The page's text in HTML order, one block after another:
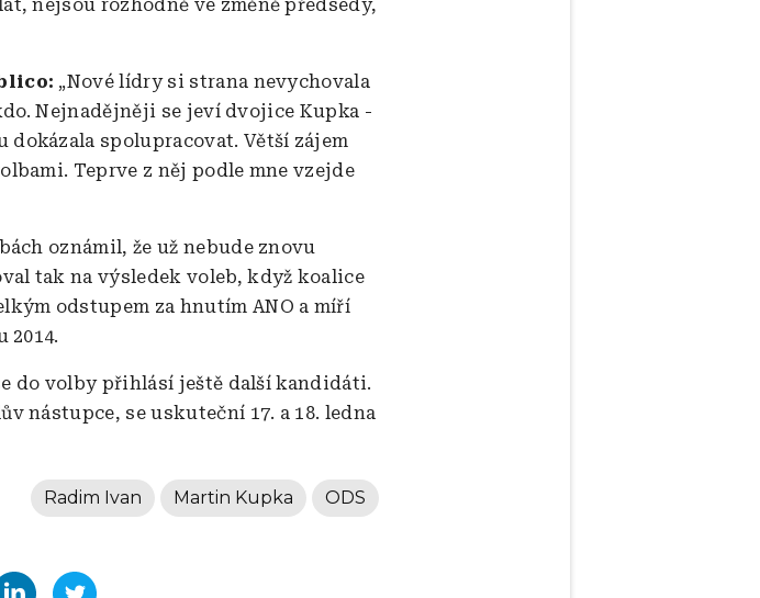
nejsou rozhodně ve změně předsedy,
„Nové lídry si strana nevychovala
Nejnadějněji se jeví dvojice Kupka -
spolupracovat. Větší zájem
Teprve z něj podle mne vzejde
oznámil, že už nebude znovu
tak na výsledek voleb, když koalice
odstupem za hnutím ANO a míří
2014.
do volby přihlásí ještě další kandidáti.
nástupce, se uskuteční 17. a 18. ledna
ODS
Martin Kupka
Radim Ivan